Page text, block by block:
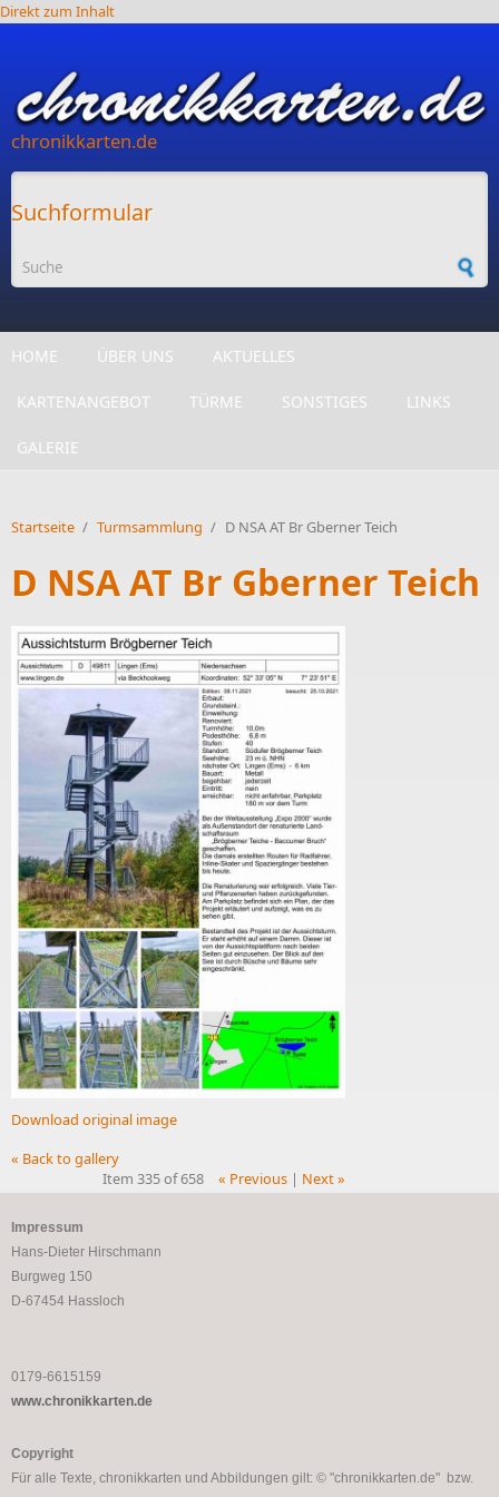
Direkt zum Inhalt
chronikkarten.de
Suchformular
HOME ÜBER UNS AKTUELLES
KARTENANGEBOT TÜRME SONSTIGES LINKS
GALERIE
Startseite / Turmsammlung / D NSA AT Br Gberner Teich
D NSA AT Br Gberner Teich
Download original image
« Back to gallery
Item 335 of 658
« Previous| Next »
Impressum
Hans-Dieter Hirschmann
Burgweg 150
D-67454 Hassloch
0179-6615159
www.chronikkarten.de
Copyright
Für alle Texte, chronikkarten und Abbildungen gilt: © "chronikkarten.de" bzw.